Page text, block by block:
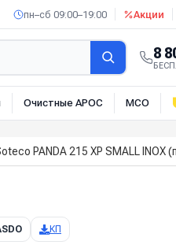
пн–сб 09:00–19:00 Акции
8
Очистные АРОС МСО
PANDA 215 XP SMALL
КП